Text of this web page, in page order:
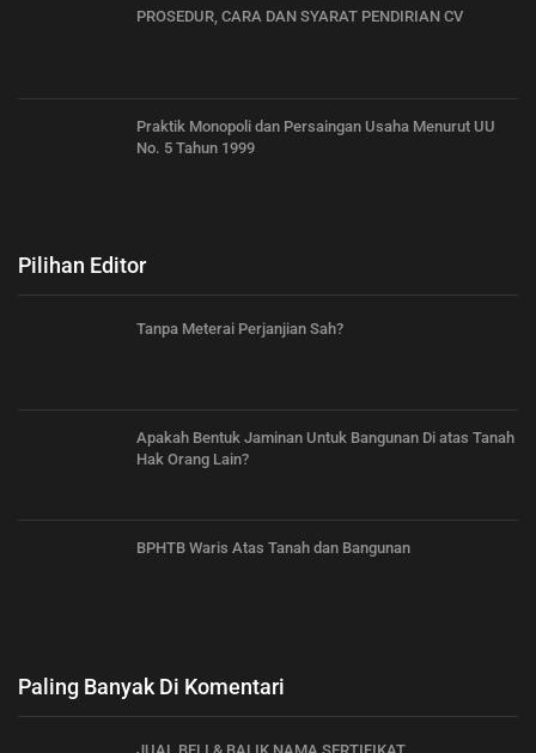
PROSEDUR, CARA DAN SYARAT PENDIRIAN CV
Praktik Monopoli dan Persaingan Usaha Menurut UU
No. 5 Tahun 1999
Pilihan Editor
Tanpa Meterai Perjanjian Sah?
Apakah Bentuk Jaminan Untuk Bangunan Di atas Tanah
Hak Orang Lain?
BPHTB Waris Atas Tanah dan Bangunan
Paling Banyak Di Komentari
JUAL BELI & BALIK NAMA SERTIFIKAT